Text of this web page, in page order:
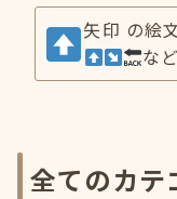
矢印 の絵
な
全てのカテ